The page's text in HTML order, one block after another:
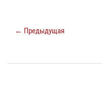
← Предыдущая